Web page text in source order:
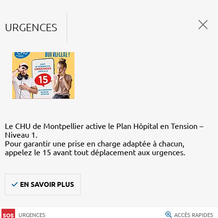
URGENCES
Le CHU de Montpellier active le Plan Hôpital en Tension –
Niveau 1.
Pour garantir une prise en charge adaptée à chacun,
appelez le 15 avant tout déplacement aux urgences.
EN SAVOIR PLUS
URGENCES ACCÈS RAPIDES